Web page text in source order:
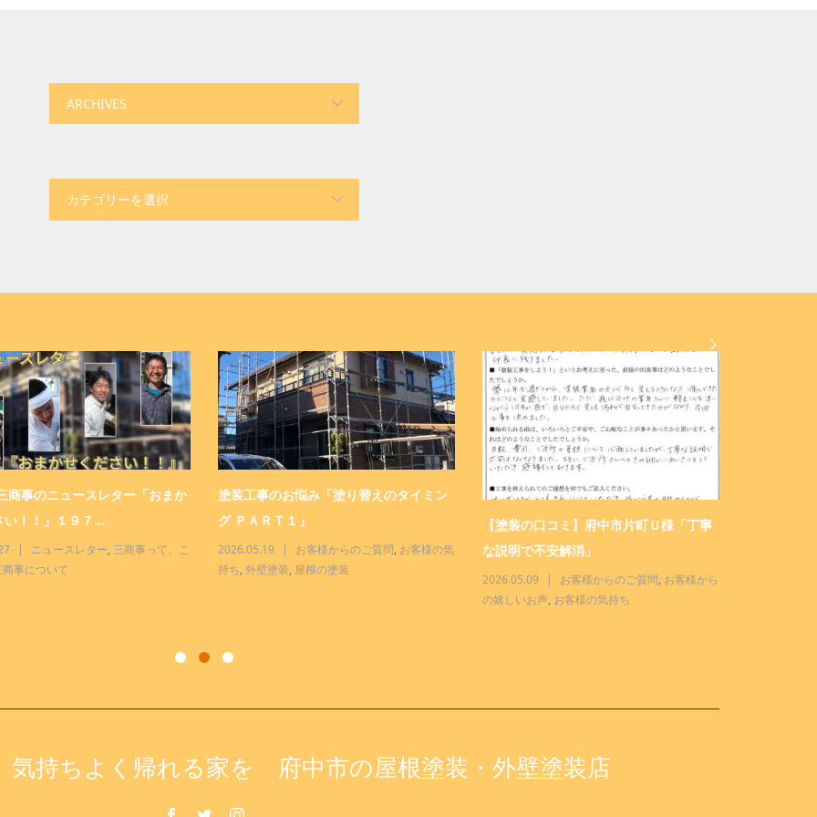
商事のニュースレター「おまか
い！！」１９７...
ニュースレター, 三商事って、こ
商事について
塗装工事のお悩み「塗り替えのタイミン
グ ＰＡＲＴ１」
2026.05.19 お客様からのご質問, お客様の気
持ち,外壁塗装, 屋根の塗装
【塗装の口コミ】府中市片町Ｕ様「丁寧
な説明で不安解消」
2026.05.09 お客様からのご質問, お客様から
の嬉しいお声, お客様の気持ち
気持ちよく帰れる家を 府中市の屋根塗装・外壁塗装店